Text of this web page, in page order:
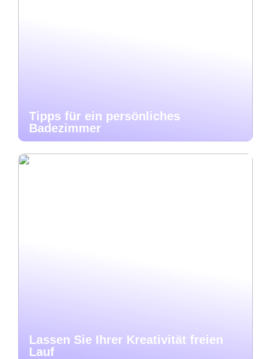
Tipps für ein persönliches
Badezimmer
Lassen Sie Ihrer Kreativität freien
Lauf